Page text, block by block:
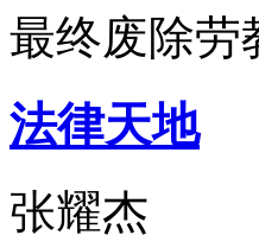
最终废除劳
法律天地
张耀杰